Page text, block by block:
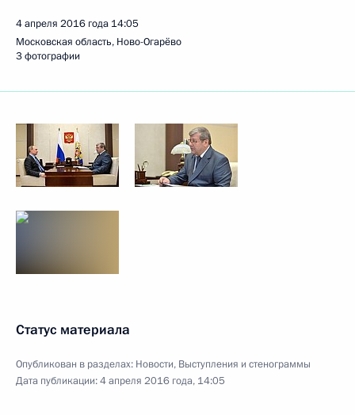
4 апреля 2016 года 14:05
Московская область, Ново-Огарёво
3 фотографии
Статус материала
Опубликован в разделах: Новости, Выступления и стенограммы
Дата публикации:4 апреля 2016 года, 14:05